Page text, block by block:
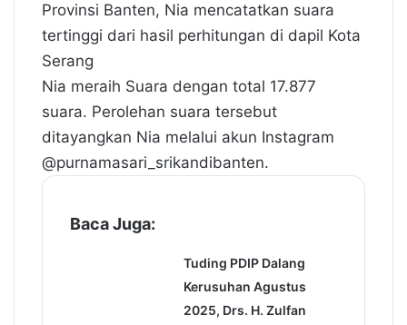
Provinsi Banten, Nia mencatatkan suara
tertinggi dari hasil perhitungan di dapil Kota
Serang
Nia meraih Suara dengan total 17.877
suara. Perolehan suara tersebut
ditayangkan Nia melalui akun Instagram
@purnamasari_srikandibanten.
Baca Juga:
Tuding PDIP Dalang
Kerusuhan Agustus
2025, Drs. H. Zulfan